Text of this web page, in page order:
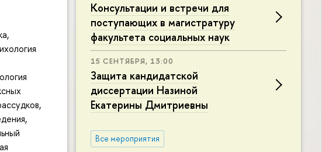
Консультации и встречи для
поступающих в магистратуру
факультета социальных наук
15 СЕНТЯБРЯ, 13:00
Защита кандидатской
диссертации Назиной
Екатерины Дмитриевны
Все мероприятия